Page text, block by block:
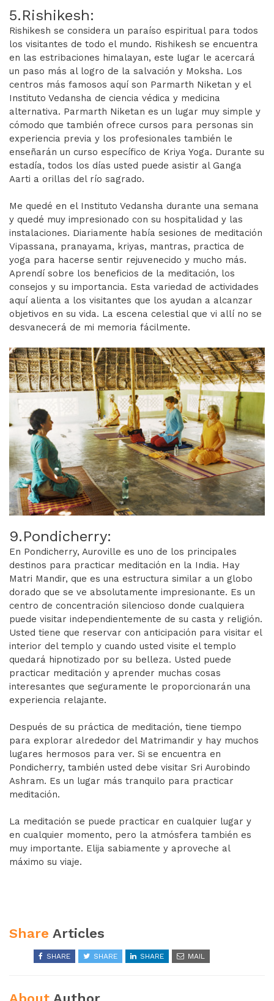
5.Rishikesh:
Rishikesh se considera un paraíso espiritual para todos
los visitantes de todo el mundo. Rishikesh se encuentra
en las estribaciones himalayan, este lugar le acercará
un paso más al logro de la salvación y Moksha. Los
centros más famosos aquí son Parmarth Niketan y el
Instituto Vedansha de ciencia védica y medicina
alternativa. Parmarth Niketan es un lugar muy simple y
cómodo que también ofrece cursos para personas sin
experiencia previa y los profesionales también le
enseñarán un curso específico de Kriya Yoga. Durante su
estadía, todos los días usted puede asistir al Ganga
Aarti a orillas del río sagrado.
Me quedé en el Instituto Vedansha durante una semana
y quedé muy impresionado con su hospitalidad y las
instalaciones. Diariamente había sesiones de meditación
Vipassana, pranayama, kriyas, mantras, practica de
yoga para hacerse sentir rejuvenecido y mucho más.
Aprendí sobre los beneficios de la meditación, los
consejos y su importancia. Esta variedad de actividades
aquí alienta a los visitantes que los ayudan a alcanzar
objetivos en su vida. La escena celestial que vi allí no se
desvanecerá de mi memoria fácilmente.
9.Pondicherry:
En Pondicherry, Auroville es uno de los principales
destinos para practicar meditación en la India. Hay
Matri Mandir, que es una estructura similar a un globo
dorado que se ve absolutamente impresionante. Es un
centro de concentración silencioso donde cualquiera
puede visitar independientemente de su casta y religión.
Usted tiene que reservar con anticipación para visitar el
interior del templo y cuando usted visite el templo
quedará hipnotizado por su belleza. Usted puede
practicar meditación y aprender muchas cosas
interesantes que seguramente le proporcionarán una
experiencia relajante.
Después de su práctica de meditación, tiene tiempo
para explorar alrededor del Matrimandir y hay muchos
lugares hermosos para ver. Si se encuentra en
Pondicherry, también usted debe visitar Sri Aurobindo
Ashram. Es un lugar más tranquilo para practicar
meditación.
La meditación se puede practicar en cualquier lugar y
en cualquier momento, pero la atmósfera también es
muy importante. Elija sabiamente y aproveche al
máximo su viaje.
Share Articles
SHARE SHARE SHARE MAIL